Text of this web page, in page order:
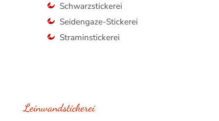
Schwarzstickerei
Seidengaze-Stickerei
Straminstickerei
Leinwandstickerei